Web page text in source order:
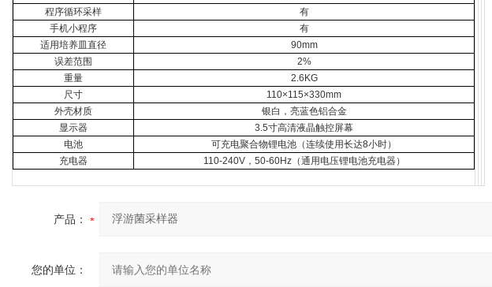
程序循环采样
有
手机小程序
有
适用培养皿直径
90mm
误差范围
2%
重量
2.6KG
尺寸
110×115×330mm
外壳材质
银白，亮蓝色铝合金
显示器
3.5寸高清液晶触控屏幕
电池
可充电聚合物锂电池（连续使用长达8小时）
充电器
110-240V， 50-60Hz（通用电压锂电池充电器）
产品：
您的单位：